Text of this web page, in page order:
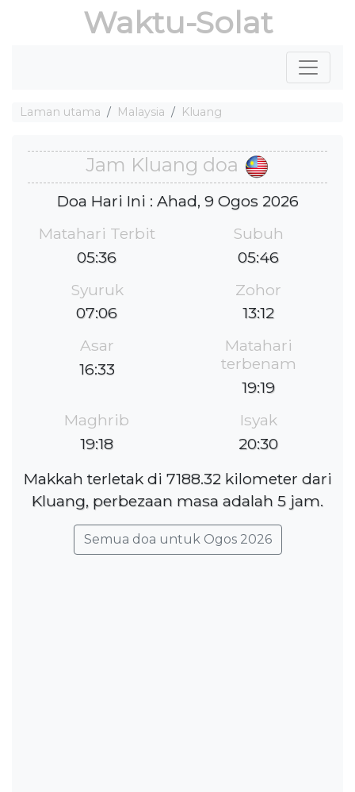
Waktu-Solat
Laman utama Malaysia Kluang
Jam Kluang doa
Doa Hari Ini : Ahad, 9 Ogos 2026
Matahari Terbit
05:36
Subuh
05:46
Syuruk
07:06
Zohor
13:12
Asar
16:33
Matahari
terbenam
19:19
Maghrib
19:18
Isyak
20:30
Makkah terletak di 7188.32 kilometer dari
Kluang, perbezaan masa adalah 5 jam.
Semua doa untuk Ogos 2026